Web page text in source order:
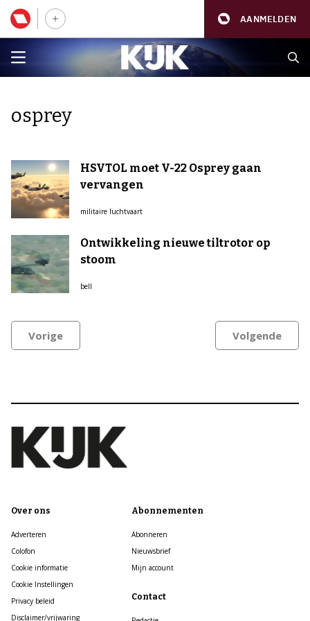
AANMELDEN
osprey
HSVTOL moet V-22 Osprey gaan
vervangen
militaire luchtvaart
Ontwikkeling nieuwe tiltrotor op
stoom
bell
Vorige Volgende
Over ons
Adverteren
Colofon
Cookie informatie
Cookie Instellingen
Privacy beleid
Disclaimer/vrijwaring
Abonnementen
Abonneren
Nieuwsbrief
Mijn account
Contact